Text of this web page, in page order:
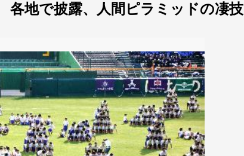
地で披露、人間ピラミッドの凄技